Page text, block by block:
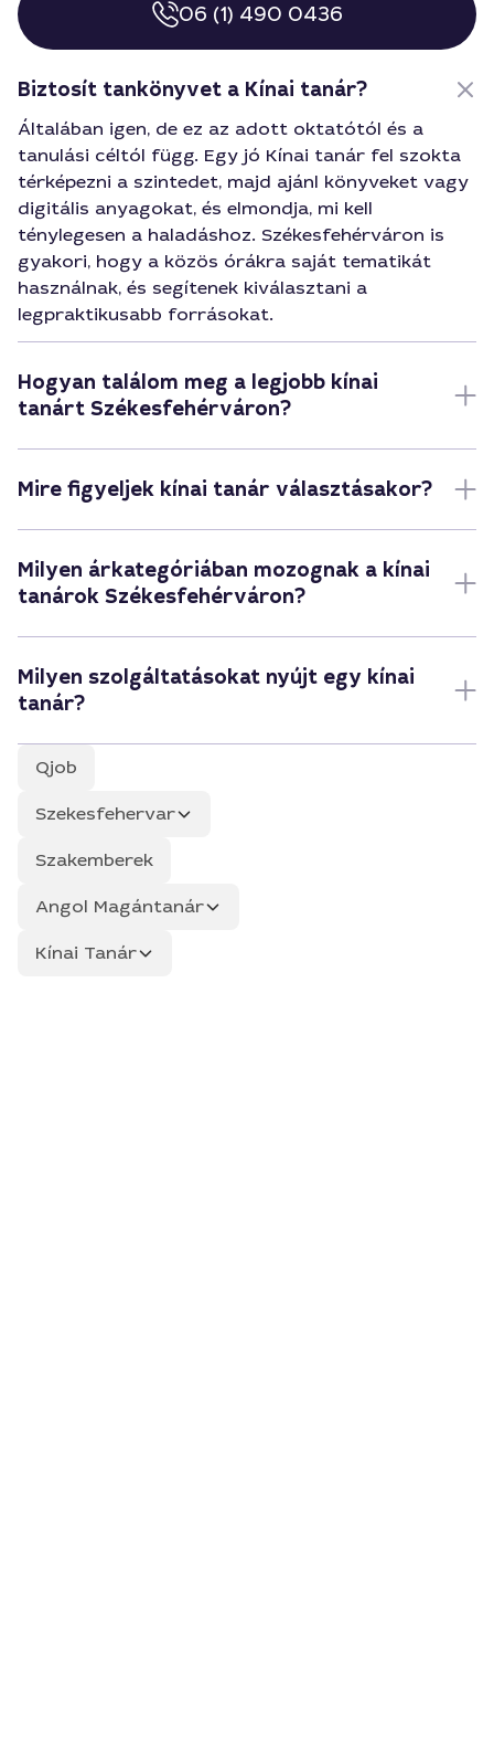
06 (1) 490 0436
Biztosít tankönyvet a Kínai tanár?
Általában igen, de ez az adott oktatótól és a
tanulási céltól függ. Egy jó Kínai tanár fel szokta
térképezni a szintedet, majd ajánl könyveket vagy
digitális anyagokat, és elmondja, mi kell
ténylegesen a haladáshoz. Székesfehérváron is
gyakori, hogy a közös órákra saját tematikát
használnak, és segítenek kiválasztani a
legpraktikusabb forrásokat.
Hogyan találom meg a legjobb kínai
tanárt Székesfehérváron?
Mire figyeljek kínai tanár választásakor?
Milyen árkategóriában mozognak a kínai
tanárok Székesfehérváron?
Milyen szolgáltatásokat nyújt egy kínai
tanár?
Qjob
Szekesfehervar
Szakemberek
Angol Magántanár
Kínai Tanár